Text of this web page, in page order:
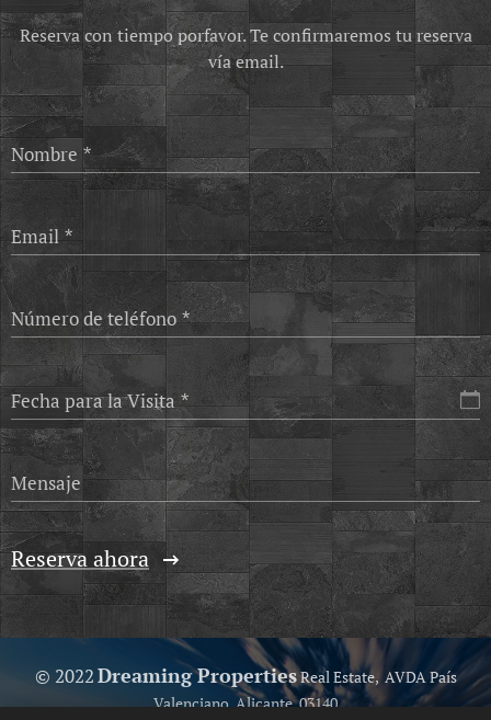
Reserva con tiempo porfavor. Te confirmaremos tu reserva
vía email.
Nombre
Email
Número de teléfono
Fecha para la Visita
Mensaje
Reserva ahora
© 2022Dreaming PropertiesReal Estate, AVDA País
Valenciano, Alicante, 03140